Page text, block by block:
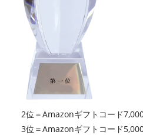
2位＝Amazonギフトコード
3位＝Amazonギフトコード